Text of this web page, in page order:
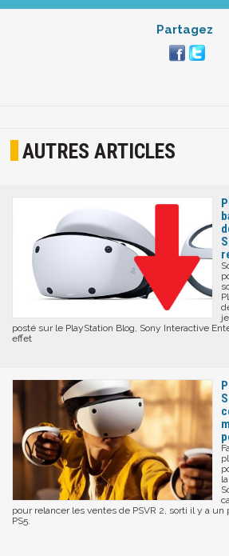
Partagez
AUTRES ARTICLES
posté sur le PlayStation Blog, Sony Interactive
effet
pour relancer les ventes de PSVR 2, sorti il y a
PS5.